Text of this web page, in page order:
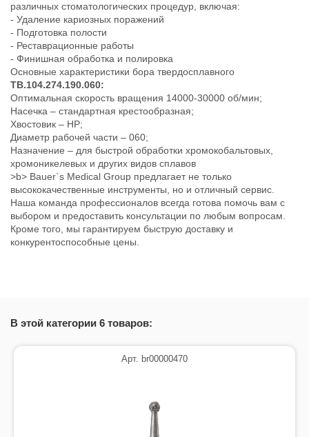
различных стоматологических процедур, включая:
- Удаление кариозных поражений
- Подготовка полости
- Реставрационные работы
- Финишная обработка и полировка
Основные характеристики бора твердосплавного
TB.104.274.190.060:
Оптимальная скорость вращения 14000-30000 об/мин;
Насечка – стандартная крестообразная;
Хвостовик – HP;
Диаметр рабочей части – 060;
Назначение – для быстрой обработки хромокобальтовых,
хромоникелевых и других видов сплавов
>b> Bauer`s Medical Group предлагает не только
высококачественные инструменты, но и отличный сервис.
Наша команда профессионалов всегда готова помочь вам с
выбором и предоставить консультации по любым вопросам.
Кроме того, мы гарантируем быструю доставку и
конкурентоспособные цены.
В этой категории 6 товаров:
Арт. br00000470